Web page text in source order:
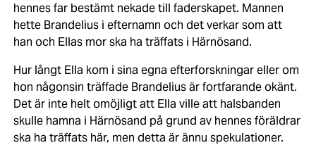
hennes far bestämt nekade till faderskapet. Mannen
hette Brandelius i efternamn och det verkar som att
han och Ellas mor ska ha träffats i Härnösand.
Hur långt Ella kom i sina egna efterforskningar eller om
hon någonsin träffade Brandelius är fortfarande okänt.
Det är inte helt omöjligt att Ella ville att halsbanden
skulle hamna i Härnösand på grund av hennes föräldrar
ska ha träffats här, men detta är ännu spekulationer.